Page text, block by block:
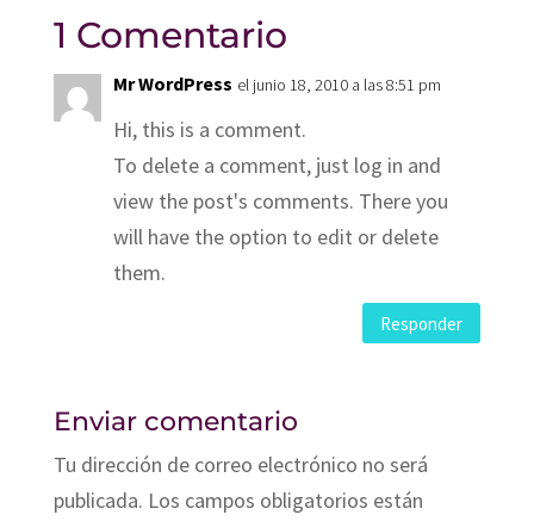
1 Comentario
Mr WordPress el junio 18, 2010 a las 8:51 pm
Hi, this is a comment.
To delete a comment, just log in and
view the post's comments. There you
will have the option to edit or delete
them.
Responder
Enviar comentario
Tu dirección de correo electrónico no será
publicada. Los campos obligatorios están